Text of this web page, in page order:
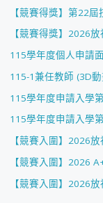
【競賽得獎】第22
【競賽得獎】2026
115學年度個人申請
115-1兼任教師 (3D
115學年度申請入學
115學年度申請入學
【競賽入圍】2026
【競賽入圍】2026
【競賽入圍】2026